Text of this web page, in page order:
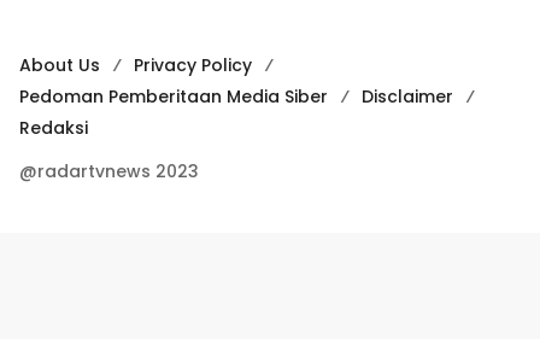
About Us
Privacy Policy
Pedoman Pemberitaan Media Siber
Disclaimer
Redaksi
@radartvnews 2023